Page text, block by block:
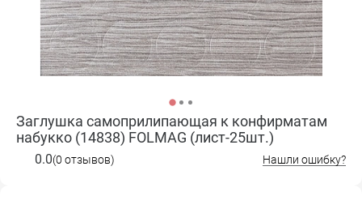
Заглушка самоприлипающая к конфирматам
набукко (14838) FOLMAG (лист-25шт.)
0.0(0 отзывов) Нашли ошибку?